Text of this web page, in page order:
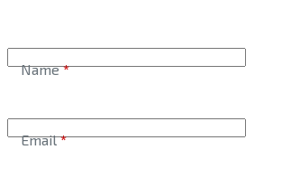
Name*
Email*